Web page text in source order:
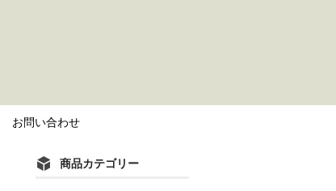
お問い合わせ
商品カテゴリー